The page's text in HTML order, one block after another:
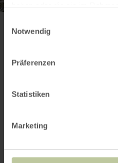
Notwendig
Präferenzen
Statistiken
Marketing